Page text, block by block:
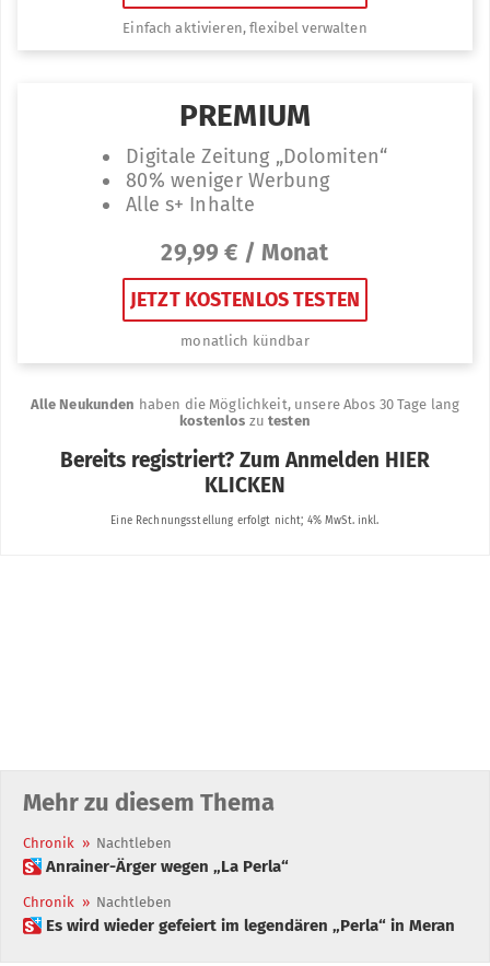
Mehr zu diesem Thema
Chronik » Nachtleben
 Anrainer-Ärger wegen „La Perla“
Chronik » Nachtleben
 Es wird wieder gefeiert im legendären „Perla“ in Meran